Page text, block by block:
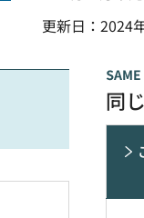
更新日：2024
同